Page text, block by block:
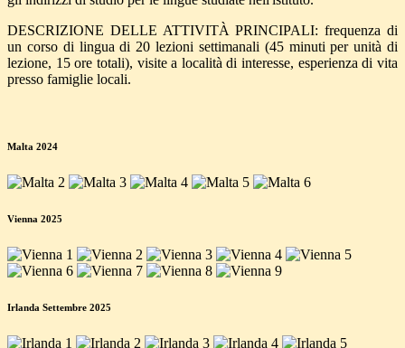
DESCRIZIONE DELLE ATTIVITÀ PRINCIPALI: frequenza di
un corso di lingua di 20 lezioni settimanali (45 minuti per unità di
lezione, 15 ore totali), visite a località di interesse, esperienza di vita
presso famiglie locali.
Malta 2024
Vienna 2025
Irlanda Settembre 2025